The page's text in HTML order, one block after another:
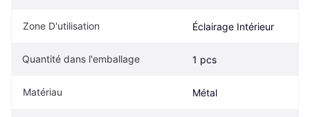
Zone D'utilisation Éclairage Intérieur
Quantité dans l'emballage 1 pcs
Matériau Métal